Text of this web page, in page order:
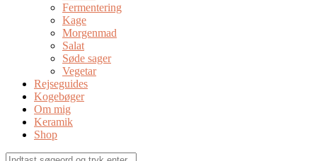
Fermentering
Kage
Morgenmad
Salat
Søde sager
Vegetar
Rejseguides
Kogebøger
Om mig
Keramik
Shop